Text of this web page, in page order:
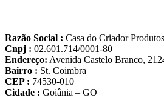
Razão Social : Casa do Criador
Cnpj : 02.601.714/0001-80
Endereço: Avenida Castelo Branco,
Bairro : St. Coimbra
CEP : 74530-010
Cidade : Goiânia – GO